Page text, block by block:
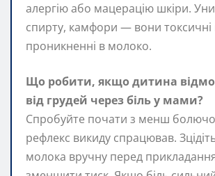
алергію або мацерацію шкіри.
спирту, камфори — вони токсичні
проникненні в молоко.
Що робити, якщо дитина
від грудей через біль у мами?
Спробуйте почати з менш
рефлекс викиду спрацював.
молока вручну перед